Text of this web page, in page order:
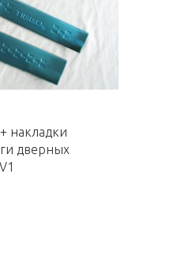
накладки
дверных